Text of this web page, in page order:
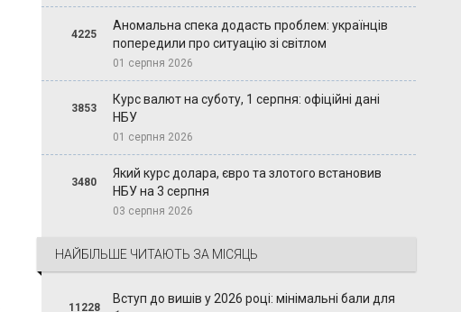
4225
Аномальна спека додасть проблем: українців
попередили про ситуацію зі світлом
01 серпня 2026
3853
Курс валют на суботу, 1 серпня: офіційні дані
НБУ
01 серпня 2026
3480
Який курс долара, євро та злотого встановив
НБУ на 3 серпня
03 серпня 2026
НАЙБІЛЬШЕ ЧИТАЮТЬ ЗА МІСЯЦЬ
11228
Вступ до вишів у 2026 році: мінімальні бали для